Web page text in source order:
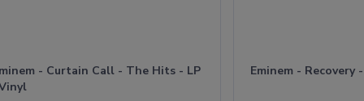
- Curtain Call - The Hits - LP
Eminem - Recovery